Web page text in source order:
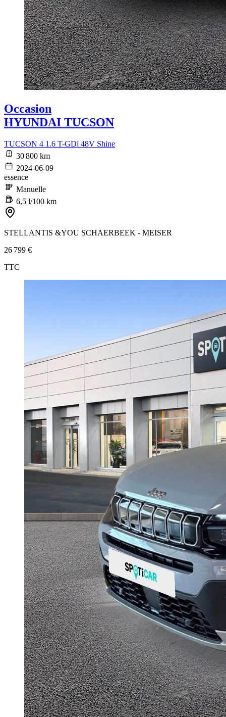
Occasion
HYUNDAI TUCSON
TUCSON 4 1.6 T-GDi 48V Shine
30 800 km
2024-06-09
essence
Manuelle
6,5 l/100 km
STELLANTIS &YOU SCHAERBEEK - MEISER
26 799 €
TTC